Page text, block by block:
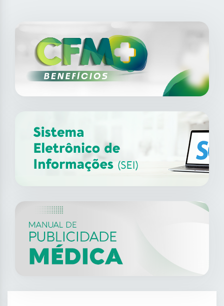
SAIBA MAIS
XII Fórum de Medicina do
Trabalho do CFM
14 ago
2026